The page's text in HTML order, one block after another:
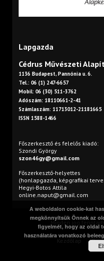
Lapgazda
Cédrus Művészeti
1136 Budapest, Pannónia u. 6.
Tel.: 06 (1) 247-6657
Mobil: 06 (30) 511-3762
Adószám: 18110661-2-41
Számlaszám: 11713012-21181665
ISSN 1588-1466
Főszerkesztő és felelős kiadó:
Szondi György
szon46gy@gmail.com
Főszerkesztő-helyettes
(honlapgazda, képgrafikai
Hegyi-Botos Attila
online.naput@gmail.com
Minden jog
Kezdőlap Print
A weboldalon cookie-kat
megkönnyítsük Önnek az
figyelmét, hogy az oldal
használatára vonatkozó